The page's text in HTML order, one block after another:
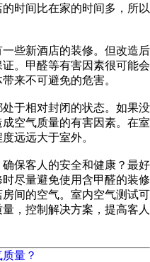
时间比在家的时间多，所以
些新酒店的装修。但改造后
。甲醛等有害因素很可能会
来不可避免的危害。
于相对封闭的状态。如果没
空气质量的有害因素。在室
远远大于室外。
保客人的安全和健康？最好
尽量避免使用含甲醛的装修
间的空气。室内空气测试可
，控制解决方案，提高客人
量？